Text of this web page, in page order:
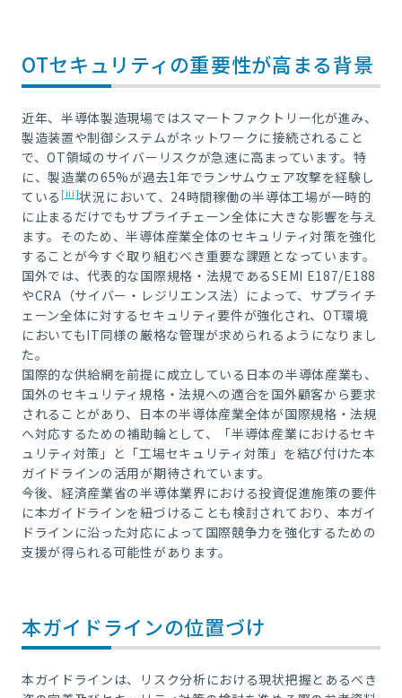
OTセキュリティの重要性が高まる背景
近年、半導体製造現場ではスマートファクトリー化が進み、
製造装置や制御システムがネットワークに接続されること
で、OT領域のサイバーリスクが急速に高まっています。特
に、製造業の65%が過去1年でランサムウェア攻撃を経験し
ている [iii]状況において、24時間稼働の半導体工場が一時的
に止まるだけでもサプライチェーン全体に大きな影響を与え
ます。そのため、半導体産業全体のセキュリティ対策を強化
することが今すぐ取り組むべき重要な課題となっています。
国外では、代表的な国際規格・法規であるSEMI E187/E188
やCRA（サイバー・レジリエンス法）によって、サプライチ
ェーン全体に対するセキュリティ要件が強化され、OT環境
においてもIT同様の厳格な管理が求められるようになりまし
た。
国際的な供給網を前提に成立している日本の半導体産業も、
国外のセキュリティ規格・法規への適合を国外顧客から要求
されることがあり、日本の半導体産業全体が国際規格・法規
へ対応するための補助輪として、「半導体産業におけるセキ
ュリティ対策」と「工場セキュリティ対策」を結び付けた本
ガイドラインの活用が期待されています。
今後、経済産業省の半導体業界における投資促進施策の要件
に本ガイドラインを紐づけることも検討されており、本ガイ
ドラインに沿った対応によって国際競争力を強化するための
支援が得られる可能性があります。
本ガイドラインの位置づけ
本ガイドラインは、リスク分析における現状把握とあるべき